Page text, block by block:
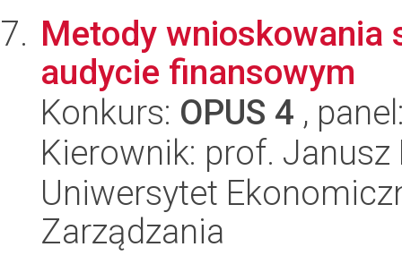
Metody wnioskowania
audycie finansowym
Konkurs: OPUS 4 ,
Kierownik: prof. Janusz
Uniwersytet
Zarządzania